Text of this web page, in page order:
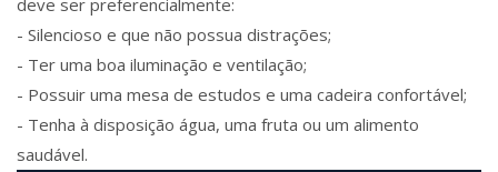
deve ser preferencialmente:
- Silencioso e que não possua distrações;
- Ter uma boa iluminação e ventilação;
- Possuir uma mesa de estudos e uma cadeira confortável;
- Tenha à disposição água, uma fruta ou um alimento
saudável.